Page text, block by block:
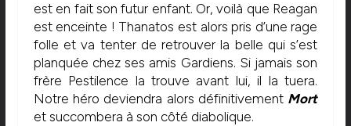
est en fait son futur enfant. Or, voilà que Reagan
est enceinte ! Thanatos est alors pris d’une rage
folle et va tenter de retrouver la belle qui s’est
planquée chez ses amis Gardiens. Si jamais son
frère Pestilence la trouve avant lui, il la tuera.
Notre héro deviendra alors définitivement Mort
et succombera à son côté diabolique.